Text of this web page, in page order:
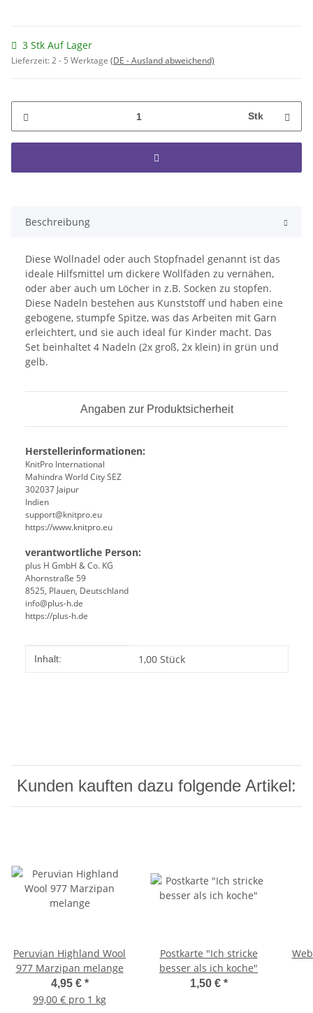
3 Stk Auf Lager
Lieferzeit:2 - 5 Werktage (DE - Ausland abweichend)
Stk
Beschreibung
Diese Wollnadel oder auch Stopfnadel genannt ist das
ideale Hilfsmittel um dickere Wollfäden zu vernähen,
oder aber auch um Löcher in z.B. Socken zu stopfen.
Diese Nadeln bestehen aus Kunststoff und haben eine
gebogene, stumpfe Spitze, was das Arbeiten mit Garn
erleichtert, und sie auch ideal für Kinder macht. Das
Set beinhaltet 4 Nadeln (2x groß, 2x klein) in grün und
gelb.
Angaben zur Produktsicherheit
Herstellerinformationen:
KnitPro International
Mahindra World City SEZ
302037 Jaipur
Indien
support@knitpro.eu
https://www.knitpro.eu
verantwortliche Person:
plus H GmbH & Co. KG
Ahornstraße 59
8525, Plauen, Deutschland
info@plus-h.de
https://plus-h.de
Produkteigenschaft
Wert
Inhalt: 1,00 Stück
Kunden kauften dazu folgende Artikel:
Peruvian Highland Wool
977 Marzipan melange
4,95 € *
99,00 € pro 1 kg
Postkarte "Ich stricke
besser als ich koche"
1,50 € *